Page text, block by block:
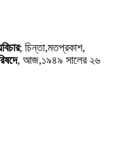
; চিন্তা,মতপ্রকাশ,
, আজ,১৯৪৯ সালের ২৬